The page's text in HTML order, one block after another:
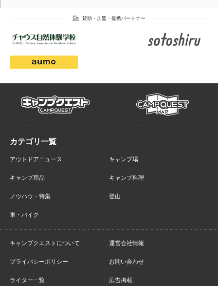
campquest campmap
アウトドアニュース キャンプ場
キャンプ用品 キャンプ料理
ノウハウ・特集 登山
車・バイク
キャンプクエストについて 運営会社情報
プライバシーポリシー お問い合わせ
ライター一覧 広告掲載